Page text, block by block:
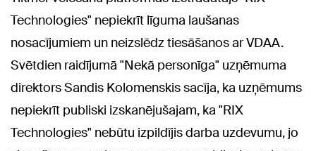
Technologies" nepiekrīt līguma laušanas
nosacījumiem un neizslēdz tiesāšanos ar VDAA.
Svētdien raidījumā "Nekā personīga" uzņēmuma
direktors Sandis Kolomenskis sacīja, ka uzņēmums
nepiekrīt publiski izskanējušajam, ka "RIX
Technologies" nebūtu izpildījis darba uzdevumu, jo